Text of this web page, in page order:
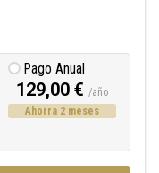
Pago Anual
129,00 €/año
Ahorra 2 meses